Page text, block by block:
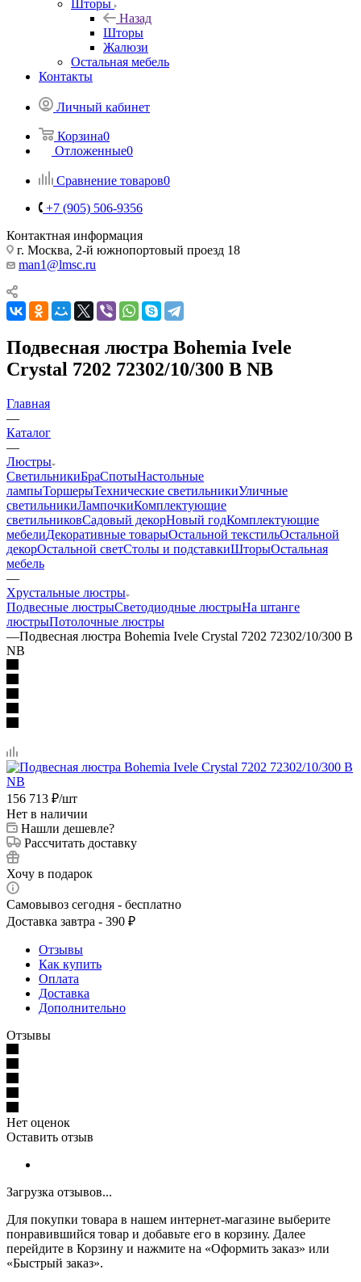
Шторы
Назад
Шторы
Жалюзи
Остальная мебель
Контакты
Личный кабинет
Корзина0
Отложенные0
Сравнение товаров0
+7 (905) 506-9356
Контактная информация
г. Москва, 2-й южнопортовый проезд 18
man1@lmsc.ru
Подвесная люстра Bohemia Ivele
Crystal 7202 72302/10/300 B NB
Главная
—
Каталог
—
Люстры
СветильникиБраСпотыНастольные
лампыТоршерыТехнические светильникиУличные
светильникиЛампочкиКомплектующие
светильниковСадовый декорНовый годКомплектующие
мебелиДекоративные товарыОстальной текстильОстальной
декорОстальной светСтолы и подставкиШторыОстальная
мебель
—
Хрустальные люстры
Подвесные люстрыСветодиодные люстрыНа штанге
люстрыПотолочные люстры
—Подвесная люстра Bohemia Ivele Crystal 7202 72302/10/300 B
NB
156 713 ₽/шт
Нет в наличии
Нашли дешевле?
Рассчитать доставку
Хочу в подарок
Самовывоз сегодня - бесплатно
Доставка завтра - 390 ₽
Отзывы
Как купить
Оплата
Доставка
Дополнительно
Отзывы
Нет оценок
Оставить отзыв
Загрузка отзывов...
Для покупки товара в нашем интернет-магазине выберите
понравившийся товар и добавьте его в корзину. Далее
перейдите в Корзину и нажмите на «Оформить заказ» или
«Быстрый заказ».